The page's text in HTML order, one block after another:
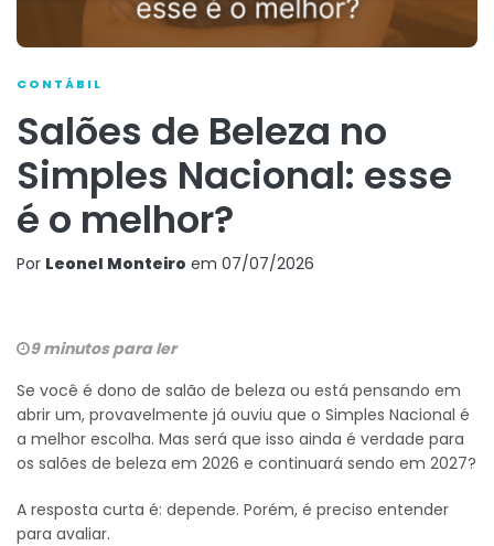
CONTÁBIL
Salões de Beleza no
Simples Nacional: esse
é o melhor?
Por Leonel Monteiro em 07/07/2026
9 minutos para ler
Se você é dono de salão de beleza ou está pensando em
abrir um, provavelmente já ouviu que o Simples Nacional é
a melhor escolha. Mas será que isso ainda é verdade para
os salões de beleza em 2026 e continuará sendo em 2027?
A resposta curta é: depende. Porém, é preciso entender
para avaliar.